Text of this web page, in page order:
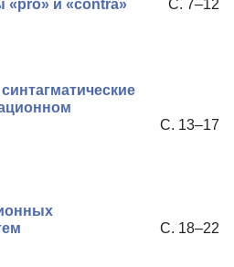
«pro» и «contra»
С. 7–12
С. 13–17
С. 18–22